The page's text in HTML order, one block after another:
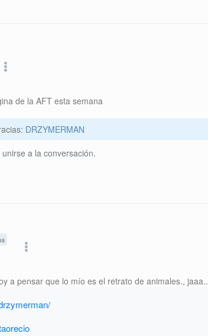
de la AFT esta semana
DRZYMERMAN
a la conversación.
a pensar que lo mío es el retrato de animales., jaaa..